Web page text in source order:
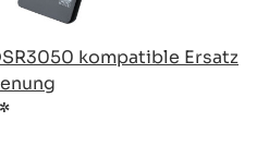
kompatible Ersatz
*